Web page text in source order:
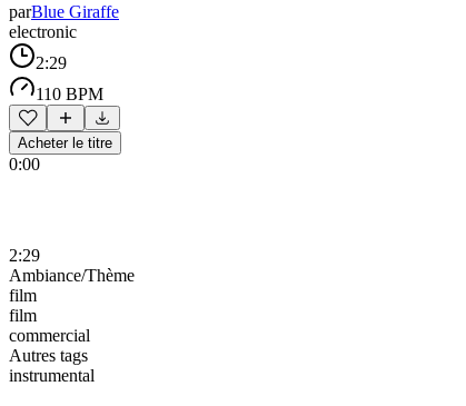
parBlue Giraffe
electronic
2:29
110 BPM
Acheter le titre
0:00
2:29
Ambiance/Thème
film
film
commercial
Autres tags
instrumental